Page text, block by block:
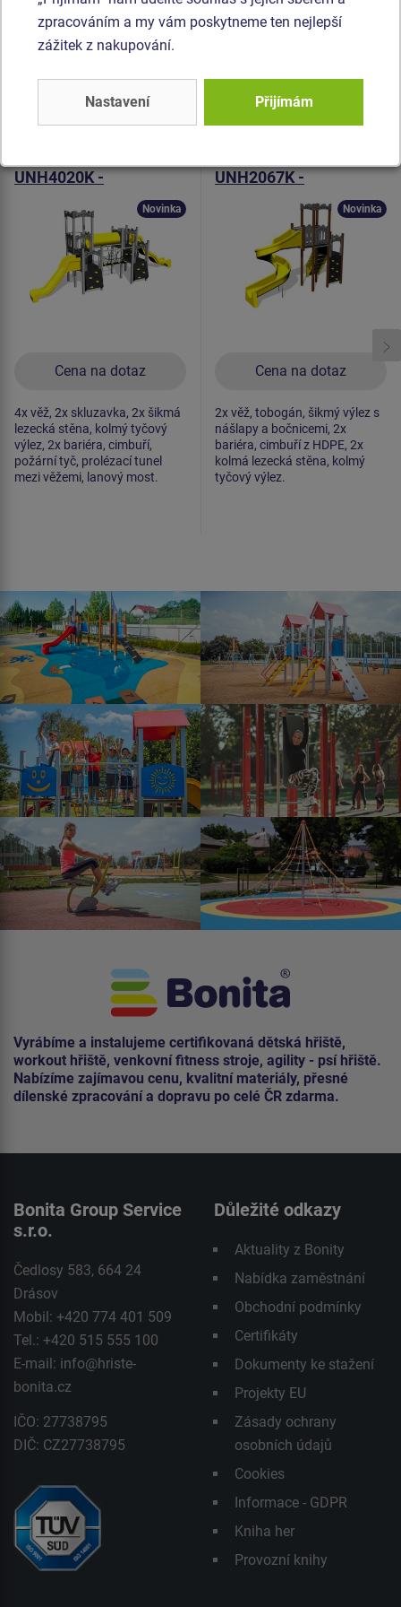
vysokou barevnou stálostí a odolností proti UV záření).
Veškerý spojovací materiál je pozinkovaný nebo nerezový.
Podobné zboží
UNH4020K -
Cena na dotaz
Novinka
4x věž, 2x skluzavka, 2x šikmá
lezecká stěna, kolmý tyčový
výlez, 2x bariéra, cimbuří,
požární tyč, prolézací tunel
mezi věžemi, lanový most.
UNH2067K -
Cena na dotaz
Novinka
2x věž, tobogán, šikmý výlez s
nášlapy a bočnicemi, 2x
bariéra, cimbuří z HDPE, 2x
kolmá lezecká stěna, kolmý
tyčový výlez.
Vyrábíme a instalujeme certifikovaná dětská hřiště,
workout hřiště, venkovní fitness stroje, agility - psí hřiště.
Nabízíme zajímavou cenu, kvalitní materiály, přesné
dílenské zpracování a dopravu po celé ČR zdarma.
Bonita Group Service
s.r.o.
Čedlosy 583, 664 24
Drásov
Mobil: +420 774 401 509
Tel.: +420 515 555 100
E-mail: info@hriste-
bonita.cz
IČO: 27738795
DIČ: CZ27738795
Důležité odkazy
Aktuality z Bonity
Nabídka zaměstnání
Obchodní podmínky
Certifikáty
Dokumenty ke stažení
Projekty EU
Zásady ochrany
osobních údajů
Cookies
Informace - GDPR
Kniha her
Provozní knihy
zpracováním a my vám poskytneme ten nejlepší
zážitek z nakupování.
Nastavení Přijímám